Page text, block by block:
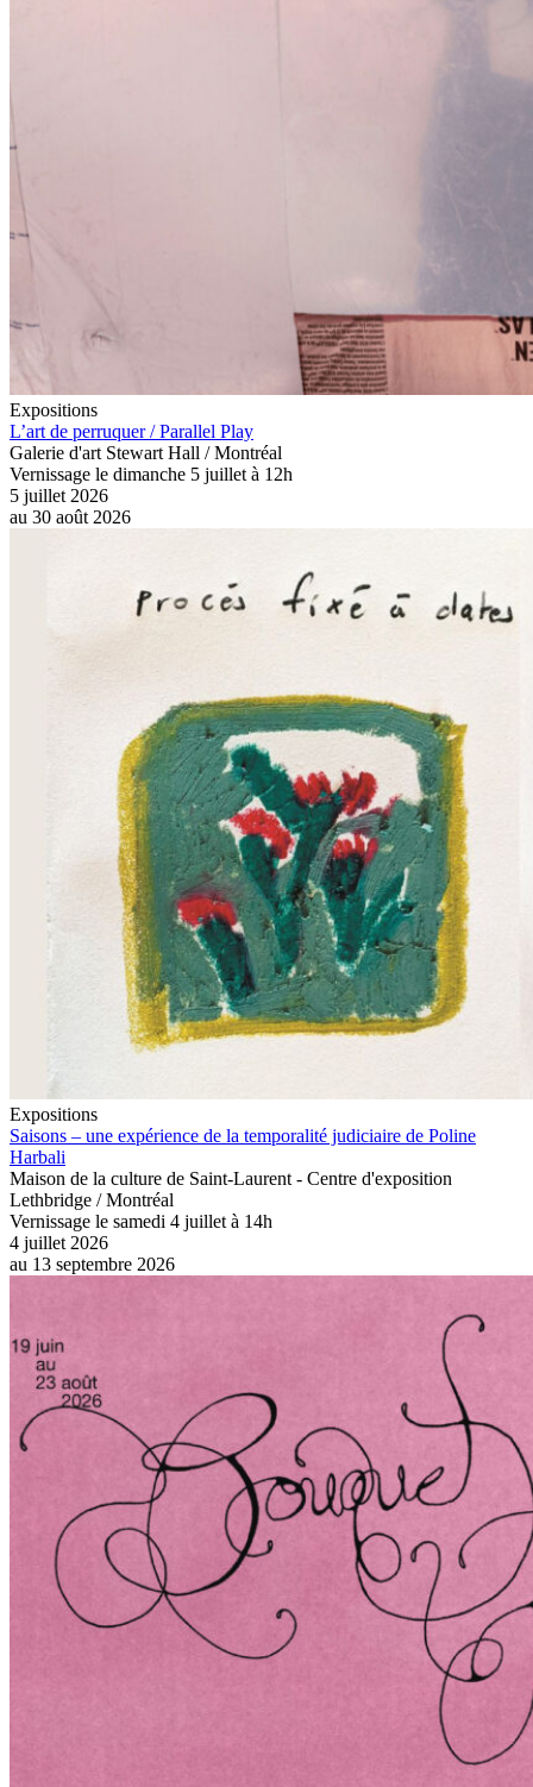
Expositions
L’art de perruquer / Parallel Play
Galerie d'art Stewart Hall / Montréal
Vernissage le dimanche 5 juillet à 12h
5 juillet 2026
au 30 août 2026
Expositions
Saisons – une expérience de la temporalité judiciaire de Poline
Harbali
Maison de la culture de Saint-Laurent - Centre d'exposition
Lethbridge / Montréal
Vernissage le samedi 4 juillet à 14h
4 juillet 2026
au 13 septembre 2026